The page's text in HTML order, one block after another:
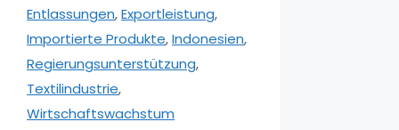
Entlassungen,Exportleistung,
Importierte Produkte,Indonesien,
Regierungsunterstützung,
Textilindustrie,
Wirtschaftswachstum